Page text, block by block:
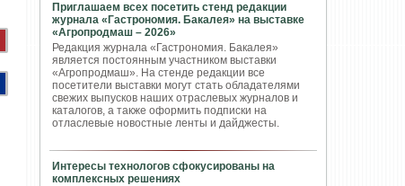
Приглашаем всех посетить стенд редакции
журнала «Гастрономия. Бакалея» на выставке
«Агропродмаш – 2026»
Редакция журнала «Гастрономия. Бакалея»
является постоянным участником выставки
«Агропродмаш». На стенде редакции все
посетители выставки могут стать обладателями
свежих выпусков наших отраслевых журналов и
каталогов, а также оформить подписки на
отласлевые новостные ленты и дайджесты.
Интересы технологов сфокусированы на
комплексных решениях